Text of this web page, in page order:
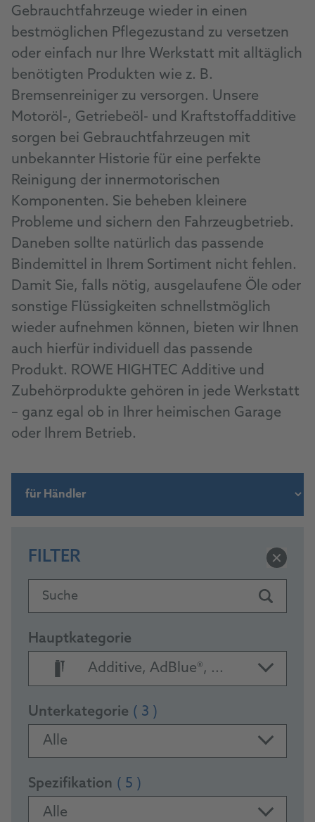
Gebrauchtfahrzeuge wieder in einen
bestmöglichen Pflegezustand zu versetzen
oder einfach nur Ihre Werkstatt mit alltäglich
benötigten Produkten wie z. B.
Bremsenreiniger zu versorgen. Unsere
Motoröl-, Getriebeöl- und Kraftstoffadditive
sorgen bei Gebrauchtfahrzeugen mit
unbekannter Historie für eine perfekte
Reinigung der innermotorischen
Komponenten. Sie beheben kleinere
Probleme und sichern den Fahrzeugbetrieb.
Daneben sollte natürlich das passende
Bindemittel in Ihrem Sortiment nicht fehlen.
Damit Sie, falls nötig, ausgelaufene Öle oder
sonstige Flüssigkeiten schnellstmöglich
wieder aufnehmen können, bieten wir Ihnen
auch hierfür individuell das passende
Produkt. ROWE HIGHTEC Additive und
Zubehörprodukte gehören in jede Werkstatt
– ganz egal ob in Ihrer heimischen Garage
oder Ihrem Betrieb.
FILTER
Suche
Hauptkategorie
Additive, AdBlue®, ...
Unterkategorie ( 3 )
Alle
Spezifikation ( 5 )
Alle